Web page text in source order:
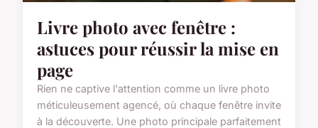
Livre photo avec fenêtre :
astuces pour réussir la mise en
page
Rien ne captive l'attention comme un livre photo
méticuleusement agencé, où chaque fenêtre invite
à la découverte. Une photo principale parfaitement